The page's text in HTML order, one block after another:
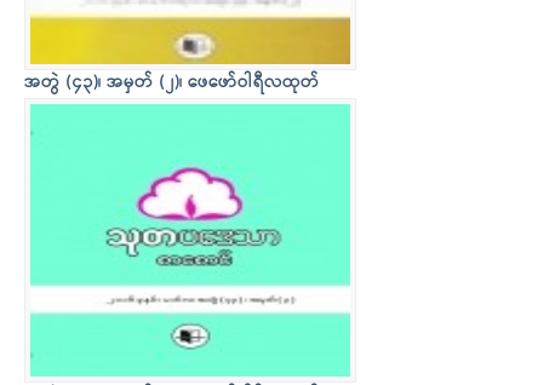
အတွဲ (၄၃)၊ အမှတ် (၂)၊ ဖေဖော်ဝါရီလထုတ်